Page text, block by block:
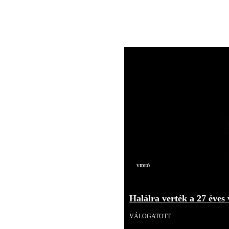
Videó
Halálra verték a 27
VÁLOGATOTT